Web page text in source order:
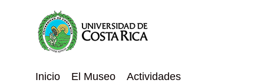
Inicio El Museo Actividades